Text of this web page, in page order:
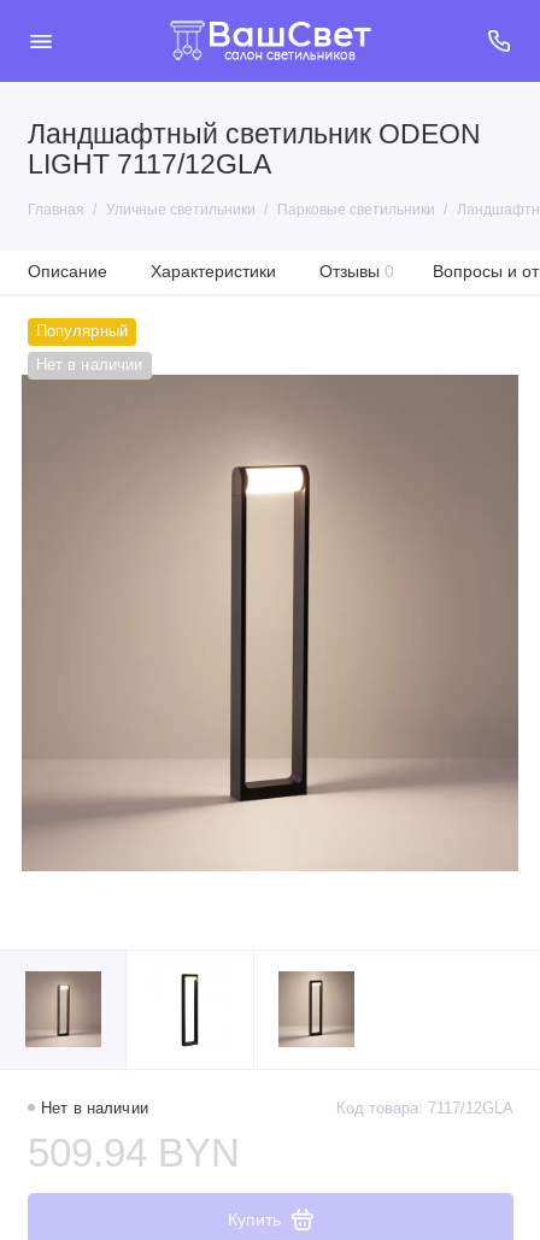
Ландшафтный светильник ODEON
LIGHT 7117/12GLA
Главная Уличные светильники Парковые светильники
Описание Характеристики Отзывы 0 Вопросы и
Популярный
Нет в наличии
Нет в наличии Код товара: 7117/12GLA
509.94 BYN
Купить